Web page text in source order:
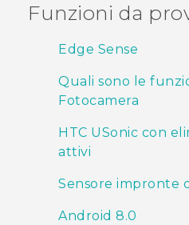
ASSISTENZA
Accessori e dispositivi HTC
Accesso
Funzioni da
Edge Sense
Quali sono le
Fotocamera
HTC USonic con
attivi
Sensore impronte
Android 8.0